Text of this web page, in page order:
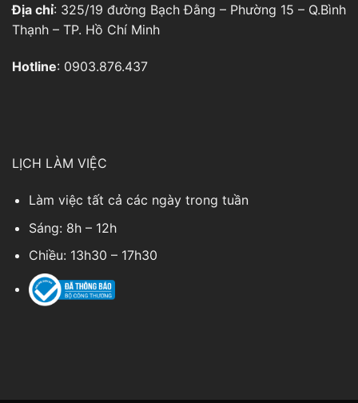
Địa chỉ: 325/19 đường Bạch Đằng – Phường 15 – Q.Bình
Thạnh – TP. Hồ Chí Minh
Hotline: 0903.876.437
LỊCH LÀM VIỆC
Làm việc tất cả các ngày trong tuần
Sáng: 8h – 12h
Chiều: 13h30 – 17h30